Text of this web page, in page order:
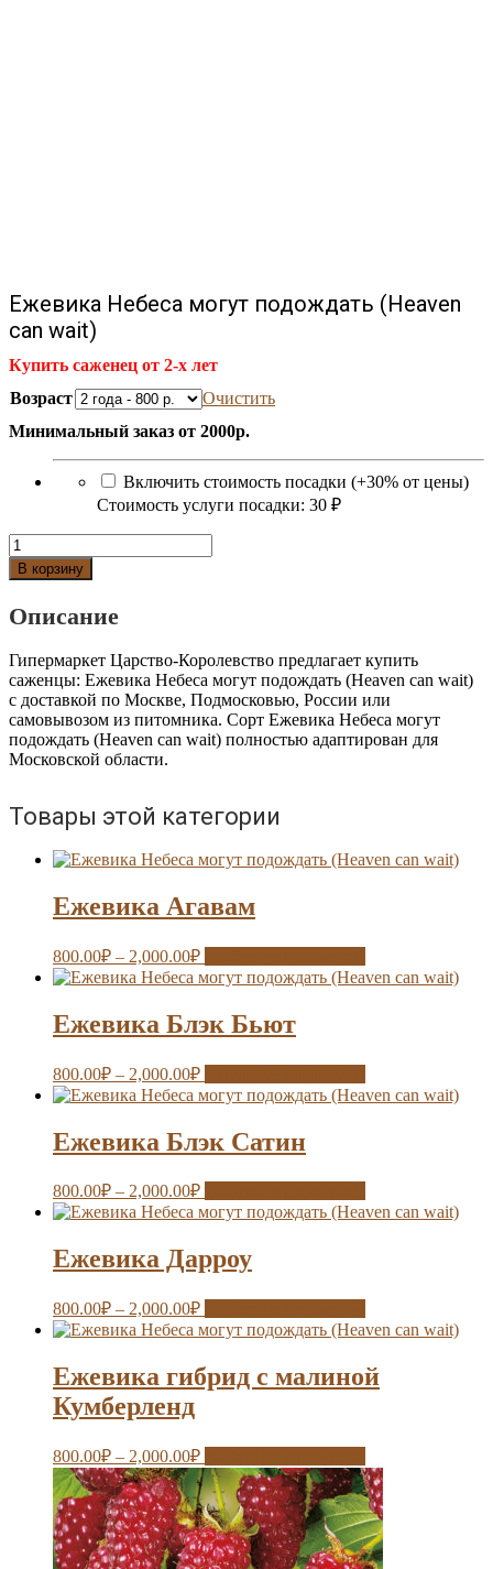
Ежевика Небеса могут подождать (Heaven
can wait)
Купить саженец от 2-х лет
Возраст
Очистить
Минимальный заказ от 2000р.
Включить стоимость посадки (+30% от цены)
Стоимость услуги посадки: 30 ₽
Количество
Ежевика
Небеса
подождать
can
wait)
В корзину
Описание
Гипермаркет Царство-Королевство предлагает купить
саженцы: Ежевика Небеса могут подождать (Heaven can wait)
с доставкой по Москве, Подмосковью, России или
самовывозом из питомника. Сорт Ежевика Небеса могут
подождать (Heaven can wait) полностью адаптирован для
Московской области.
Товары этой категории
Ежевика Агавам
800.00₽ – 2,000.00₽
Ежевика Блэк Бьют
800.00₽ – 2,000.00₽
Ежевика Блэк Сатин
800.00₽ – 2,000.00₽
Ежевика Дарроу
800.00₽ – 2,000.00₽
Ежевика гибрид с малиной
Кумберленд
800.00₽ – 2,000.00₽